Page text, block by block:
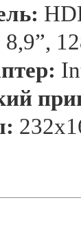
:
8,9”,
: